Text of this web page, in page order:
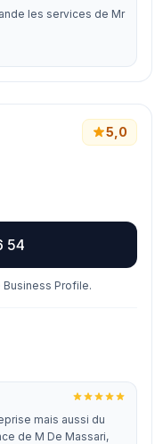
les services de Mr
5,0
54
Profile.
mais aussi du
de M De Massari,